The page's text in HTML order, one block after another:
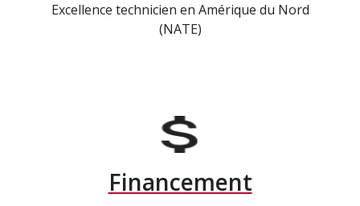
Excellence technicien en Amérique du Nord
(NATE)
Financement